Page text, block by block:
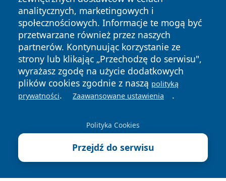
analitycznych, marketingowych i
społecznościowych. Informacje te mogą być
przetwarzane również przez naszych
partnerów. Kontynuując korzystanie ze
strony lub klikając „Przechodzę do serwisu",
wyrażasz zgodę na użycie dodatkowych
plików cookies zgodnie z naszą polityką
prywatności. Zaawansowane ustawienia .
Polityka Cookies
Przejdź do serwisu
Copyright © 2026 stalowanews.pl Wszystkie prawa
zastrzeżone.
News Autorzy
Polityka
Prywatności
Polityka
Cookies